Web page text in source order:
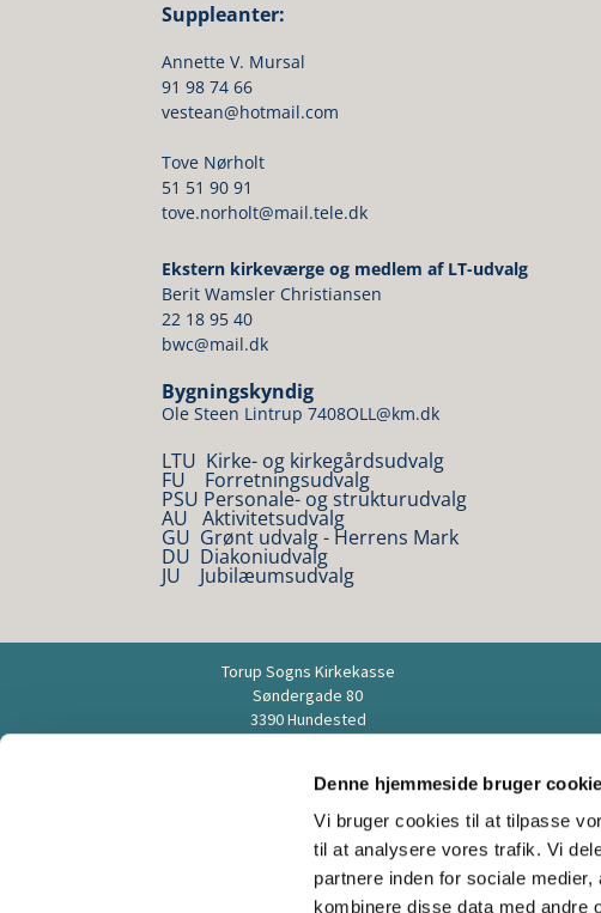
Denne hjemmeside bruger
Vi bruger cookies til at tilpasse
til at analysere vores trafik. Vi
partnere inden for sociale
kombinere disse data med andre
Suppleanter:
Annette V. Mursal
91 98 74 66
vestean@hotmail.com
Tove Nørholt
51 51 90 91
tove.norholt@mail.tele.dk
Ekstern kirkeværge og medlem af LT-udvalg
Berit Wamsler Christiansen
22 18 95 40
bwc@mail.dk
Bygningskyndig
Ole Steen Lintrup 7408OLL@km.dk
LTU Kirke- og kirkegårdsudvalg
FU Forretningsudvalg
PSU Personale- og strukturudvalg
AU Aktivitetsudvalg
GU Grønt udvalg - Herrens Mark
DU Diakoniudvalg
JU Jubilæumsudvalg
Torup Sogns Kirkekasse
Søndergade 80
3390 Hundested
cvr. 58004618